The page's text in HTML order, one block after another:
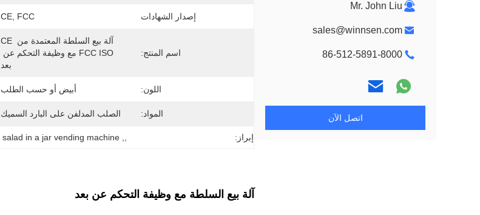
Mr. John Liu
sales@winnsen.com
86-512-5891-8000
اتصل الآن
إصدار الشهادات CE, FCC
اسم المنتج:
آلة بيع السلطة المعتمدة من CE
بعد
اللون: أبيض أو حسب الطلب
المواد: الصلب المدلفن على البارد السميك
إبراز: ,
salad in a jar vending machine
آلة بيع السلطة مع وظيفة التحكم عن بعد